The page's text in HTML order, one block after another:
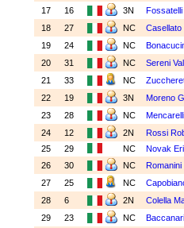
17
16 3N
18
27 NC Casellato
19
24 NC
20
31 NC Sereni
21
33 NC
22
19 3N Moreno
23
28 NC
24
12 2N Rossi
25
29 NC Novak
26
30 NC Romanini
27
25 NC
28
6 2N Colella
29
23 NC